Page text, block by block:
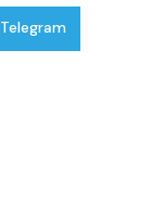
Telegram